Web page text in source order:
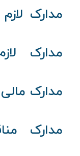
مدارک
مدارک
مدارک
مدارک